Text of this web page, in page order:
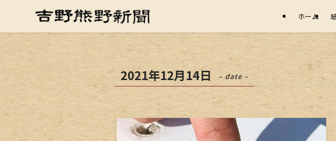
ホーム
2021年12月14日 – date –